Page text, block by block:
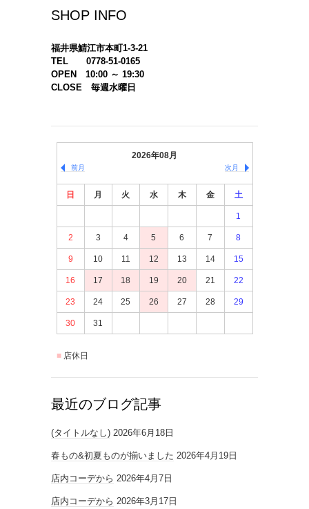
SHOP INFO
福井県鯖江市本町1-3-21
TEL 0778-51-0165
OPEN 10:00 ～ 19:30
CLOSE 毎週水曜日
2026年08月
前月 次月
日 月 火 水 木 金 土
1
2 3 4 5 6 7 8
9 10 11 12 13 14 15
16 17 18 19 20 21 22
23 24 25 26 27 28 29
30 31
店休日
最近のブログ記事
(タイトルなし) 2026年6月18日
春もの&初夏ものが揃いました 2026年4月19日
店内コーデから 2026年4月7日
店内コーデから 2026年3月17日